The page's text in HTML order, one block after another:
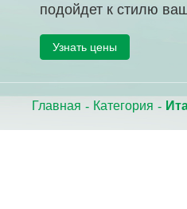
подойдет к стилю
Узнать цены
Главная Категория